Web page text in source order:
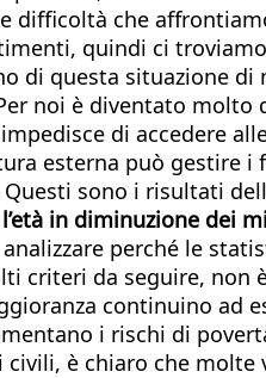
difficoltà che
quindi ci
di questa situazione
noi è diventato
di accedere
esterna può gestire
sono i risultati
in diminuzione dei
perché le
criteri da seguire,
continuino ad
i rischi di
è chiaro che